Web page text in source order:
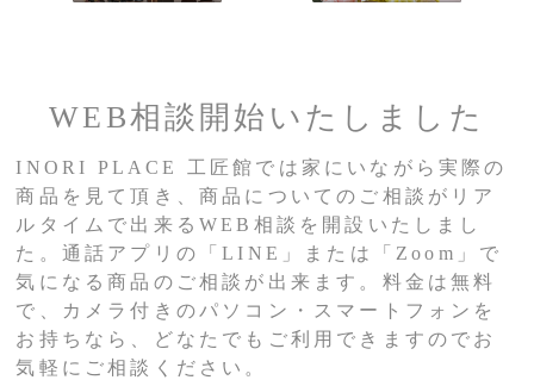
WEB相談開始いたしました
INORI PLACE 工匠館では家にいながら実際の
商品を見て頂き、商品についてのご相談がリア
ルタイムで出来るWEB相談を開設いたしまし
た。通話アプリの「LINE」または「Zoom」で
気になる商品のご相談が出来ます。料金は無料
で、カメラ付きのパソコン・スマートフォンを
お持ちなら、どなたでもご利用できますのでお
気軽にご相談ください。